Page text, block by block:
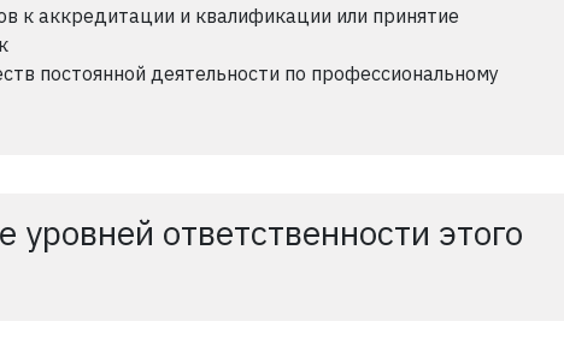
к аккредитации и квалификации или принятие
постоянной деятельности по профессиональному
уровней ответственности этого